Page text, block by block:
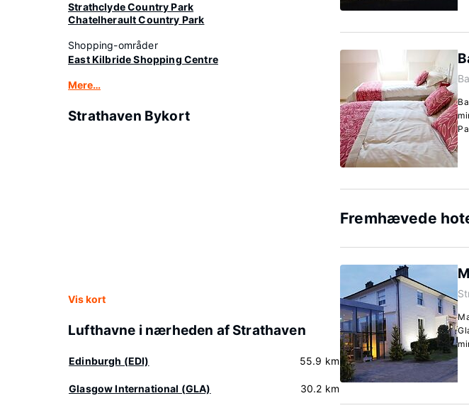
Strathclyde Country Park
Chatelherault Country Park
Shopping-områder
East Kilbride Shopping Centre
Mere…
Strathaven Bykort
Vis kort
Lufthavne i nærheden af Strathaven
Edinburgh (EDI) 55.9 km
Glasgow International (GLA) 30.2 km
Fremhævede